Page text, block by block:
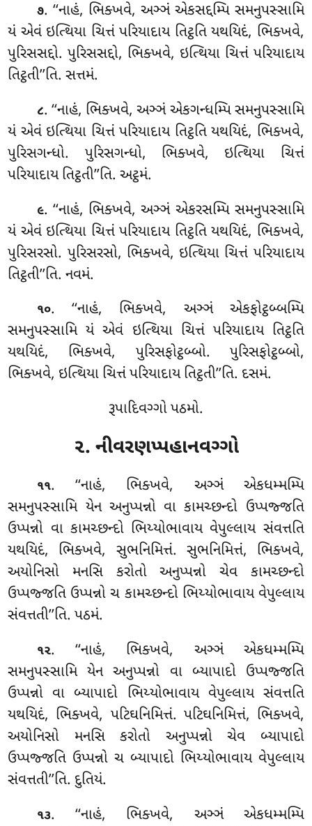
૭. ‘‘નાહં, ભિક્ખવે, અઞ્ઞં એકસદ્દમ્પિ સમનુપસ્સામિ
યં એવં ઇત્થિયા ચિત્તં પરિયાદાય તિટ્ઠતિ યથયિદં, ભિક્ખવે,
પુરિસસદ્દો. પુરિસસદ્દો, ભિક્ખવે, ઇત્થિયા ચિત્તં પરિયાદાય
તિટ્ઠતી’’તિ. સત્તમં.
૮. ‘‘નાહં, ભિક્ખવે, અઞ્ઞં એકગન્ધમ્પિ સમનુપસ્સામિ
યં એવં ઇત્થિયા ચિત્તં પરિયાદાય તિટ્ઠતિ યથયિદં, ભિક્ખવે,
પુરિસગન્ધો. પુરિસગન્ધો, ભિક્ખવે, ઇત્થિયા ચિત્તં
પરિયાદાય તિટ્ઠતી’’તિ. અટ્ઠમં.
૯. ‘‘નાહં, ભિક્ખવે, અઞ્ઞં એકરસમ્પિ સમનુપસ્સામિ
યં એવં ઇત્થિયા ચિત્તં પરિયાદાય તિટ્ઠતિ યથયિદં, ભિક્ખવે,
પુરિસરસો. પુરિસરસો, ભિક્ખવે, ઇત્થિયા ચિત્તં પરિયાદાય
તિટ્ઠતી’’તિ. નવમં.
૧૦. ‘‘નાહં, ભિક્ખવે, અઞ્ઞં એકફોટ્ઠબ્બમ્પિ
સમનુપસ્સામિ યં એવં ઇત્થિયા ચિત્તં પરિયાદાય તિટ્ઠતિ
યથયિદં, ભિક્ખવે, પુરિસફોટ્ઠબ્બો. પુરિસફોટ્ઠબ્બો,
ભિક્ખવે, ઇત્થિયા ચિત્તં પરિયાદાય તિટ્ઠતી’’તિ. દસમં.
રૂપાદિવગ્ગો પઠમો.
૨. નીવરણપ્પહાનવગ્ગો
૧૧. ‘‘નાહં, ભિક્ખવે, અઞ્ઞં એકધમ્મમ્પિ
સમનુપસ્સામિ યેન અનુપ્પન્નો વા કામચ્છન્દો ઉપ્પજ્જતિ
ઉપ્પન્નો વા કામચ્છન્દો ભિય્યોભાવાય વેપુલ્લાય સંવત્તતિ
યથયિદં, ભિક્ખવે, સુભનિમિત્તં. સુભનિમિત્તં, ભિક્ખવે,
અયોનિસો મનસિ કરોતો અનુપ્પન્નો ચેવ કામચ્છન્દો
ઉપ્પજ્જતિ ઉપ્પન્નો ચ કામચ્છન્દો ભિય્યોભાવાય વેપુલ્લાય
સંવત્તતી’’તિ. પઠમં.
૧૨. ‘‘નાહં, ભિક્ખવે, અઞ્ઞં એકધમ્મમ્પિ
સમનુપસ્સામિ યેન અનુપ્પન્નો વા બ્યાપાદો ઉપ્પજ્જતિ
ઉપ્પન્નો વા બ્યાપાદો ભિય્યોભાવાય વેપુલ્લાય સંવત્તતિ
યથયિદં, ભિક્ખવે, પટિઘનિમિત્તં. પટિઘનિમિત્તં, ભિક્ખવે,
અયોનિસો મનસિ કરોતો અનુપ્પન્નો ચેવ બ્યાપાદો
ઉપ્પજ્જતિ ઉપ્પન્નો ચ બ્યાપાદો ભિય્યોભાવાય વેપુલ્લાય
સંવત્તતી’’તિ. દુતિયં.
૧૩. ‘‘નાહં, ભિક્ખવે, અઞ્ઞં એકધમ્મમ્પિ